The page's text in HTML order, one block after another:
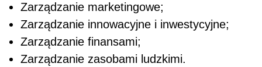
Zarządzanie marketingowe;
Zarządzanie innowacyjne i inwestycyjne;
Zarządzanie finansami;
Zarządzanie zasobami ludzkimi.